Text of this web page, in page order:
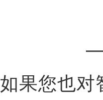
—
如果您也对